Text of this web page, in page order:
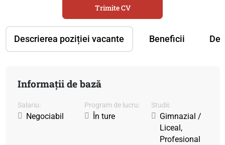
Descrierea poziției vacante Beneficii
Trimite CV
Informații de bază
Salariu:
Negociabil
Program de lucru:
În ture
Studii:
Gimnazial /
Liceal,
Profesional